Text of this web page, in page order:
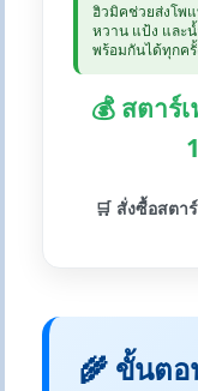
ฮิวมิคช่วยส่งโพ
หวาน แป้ง และ
พร้อมกันได้ทุกครั้
💰 สตาร์
🛒 สั่งซื้อสตา
🌾 ขั้นตอ